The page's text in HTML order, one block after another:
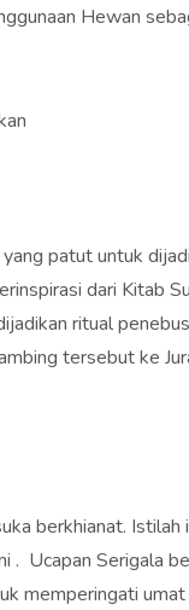
Hewan
patut untuk
dari Kitab
ritual
tersebut ke
berkhianat. Istilah
. Ucapan Serigala
memperingati umat